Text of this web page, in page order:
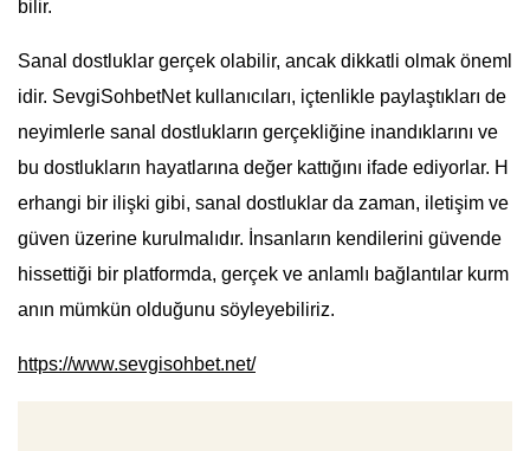
bilir.
Sanal dostluklar gerçek olabilir, ancak dikkatli olmak öneml
idir. SevgiSohbetNet kullanıcıları, içtenlikle paylaştıkları de
neyimlerle sanal dostlukların gerçekliğine inandıklarını ve
bu dostlukların hayatlarına değer kattığını ifade ediyorlar. H
erhangi bir ilişki gibi, sanal dostluklar da zaman, iletişim ve
güven üzerine kurulmalıdır. İnsanların kendilerini güvende
hissettiği bir platformda, gerçek ve anlamlı bağlantılar kurm
anın mümkün olduğunu söyleyebiliriz.
https://www.sevgisohbet.net/